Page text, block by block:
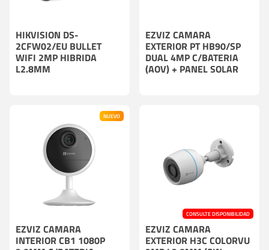
HIKVISION DS-
2CFW02/EU BULLET
WIFI 2MP HIBRIDA
L2.8MM
EZVIZ CAMARA
EXTERIOR PT HB90/SP
DUAL 4MP C/BATERIA
(AOV) + PANEL SOLAR
NUEVO
EZVIZ CAMARA
INTERIOR CB1 1080P
CONSULTE DISPONIBILIDAD
EZVIZ CAMARA
EXTERIOR H3C COLORVU